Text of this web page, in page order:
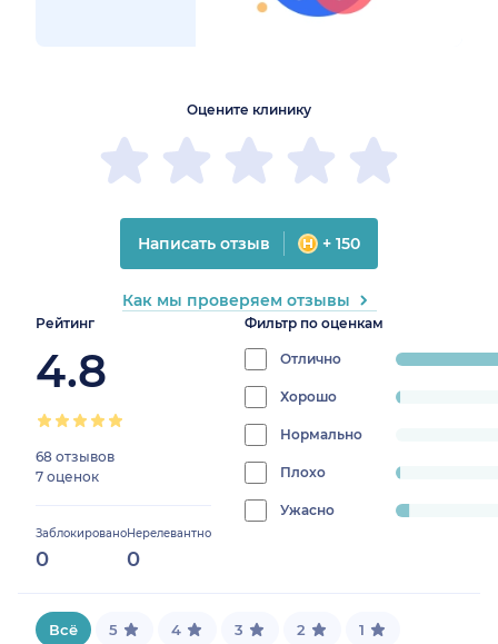
Рейтинг
4.8
68 отзывов
7 оценок
Заблокировано
0
Нерелевантно
0
Фильтр по оценкам
Отлично
progress:
Хорошо
1.3333333333333335%
Нормально
0%
Плохо
progress:
1.3333333333333335%
Ужасно
4%
Оцените клинику
Написать отзыв + 150
Как мы проверяем отзывы
Всё 5 4 3 2 1